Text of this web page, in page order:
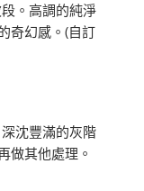
。高調的純淨
奇幻感。(自訂
沈豐滿的灰階
做其他處理。